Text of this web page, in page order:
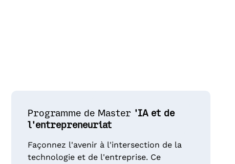
Programme de Master 'IA et de
l'entrepreneuriat
Façonnez l'avenir à l'intersection de la
technologie et de l'entreprise. Ce